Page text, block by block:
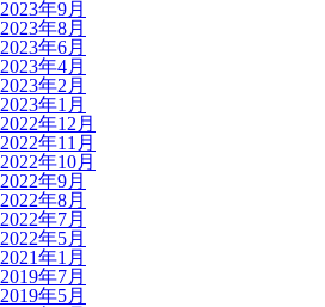
2023年9月
2023年8月
2023年6月
2023年4月
2023年2月
2023年1月
2022年12月
2022年11月
2022年10月
2022年9月
2022年8月
2022年7月
2022年5月
2021年1月
2019年7月
2019年5月